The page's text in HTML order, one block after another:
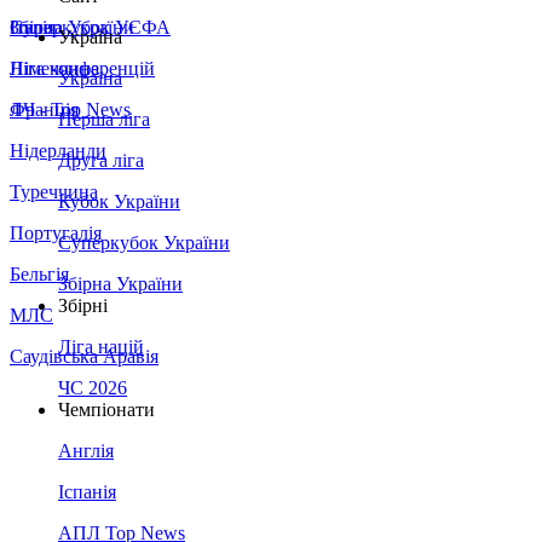
Збірна України
Італія
Німеччина
Франція
Нідерланди
Туреччина
Португалія
Бельгія
МЛС
Саудівська Аравія
Суперкубок УЄФА
Ліга конференцій
ЛЧ - Top News
Україна
Україна
Перша ліга
Друга ліга
Кубок України
Суперкубок України
Збірна України
Збірні
Ліга націй
ЧС 2026
Чемпіонати
Англія
Іспанія
АПЛ Top News